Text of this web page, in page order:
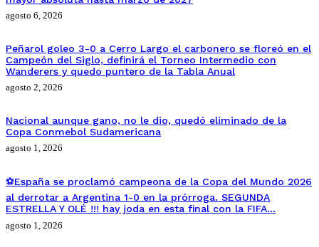
agosto 6, 2026
Peñarol goleo 3-0 a Cerro Largo el carbonero se floreó en el
Campeón del Siglo, definirá el Torneo Intermedio con
Wanderers y quedo puntero de la Tabla Anual
agosto 2, 2026
Nacional aunque gano, no le dio, quedó eliminado de la
Copa Conmebol Sudamericana
agosto 1, 2026
⚽España se proclamó campeona de la Copa del Mundo 2026
al derrotar a Argentina 1-0 en la prórroga. SEGUNDA
ESTRELLA Y OLÉ !!! hay joda en esta final con la FIFA…
agosto 1, 2026